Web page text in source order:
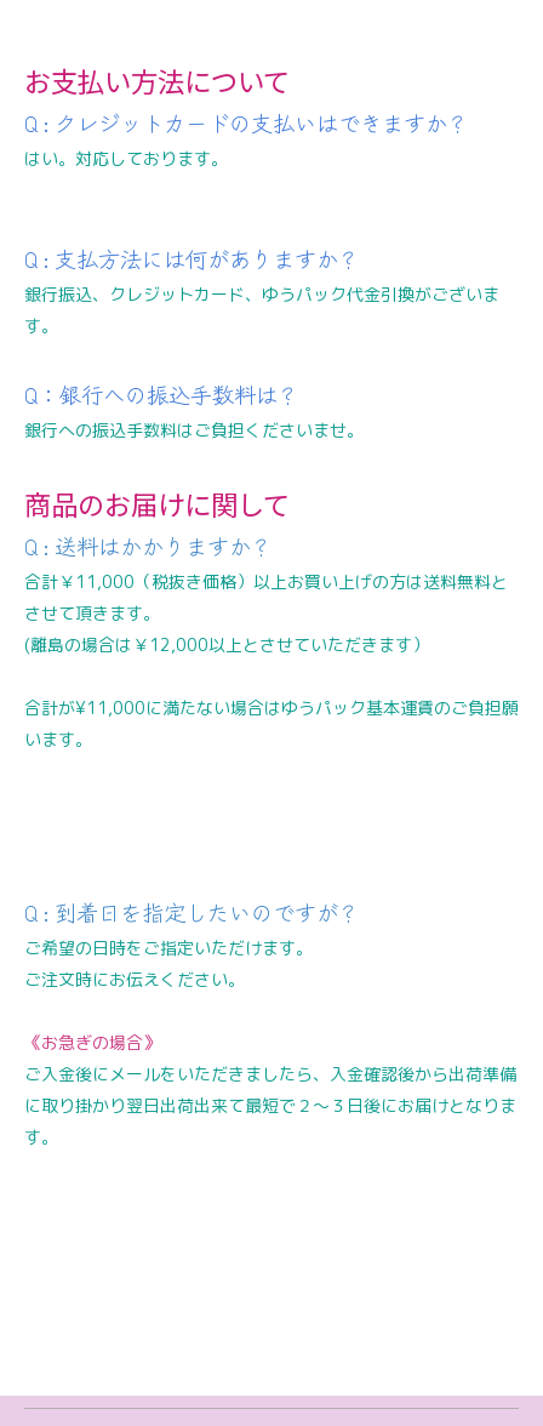
お支払い方法について
Q : クレジットカードの支払いはできますか？
はい。対応しております。
Q : 支払方法には何がありますか？
銀行振込、クレジットカード、ゆうパック代金引換がございま
す。
Q：銀行への振込手数料は？
銀行への振込手数料はご負担くださいませ。
商品のお届けに関して
Q : 送料はかかりますか？
合計￥11,000（税抜き価格）以上お買い上げの方は送料無料と
させて頂きます。
(離島の場合は￥12,000以上とさせていただきます）
合計が¥11,000に満たない場合はゆうパック基本運賃のご負担願
います。
Q : 到着日を指定したいのですが？
ご希望の日時をご指定いただけます。
ご注文時にお伝えください。
《お急ぎの場合》
ご入金後にメールをいただきましたら、入金確認後から出荷準備
に取り掛かり翌日出荷出来て最短で２〜３日後にお届けとなりま
す。